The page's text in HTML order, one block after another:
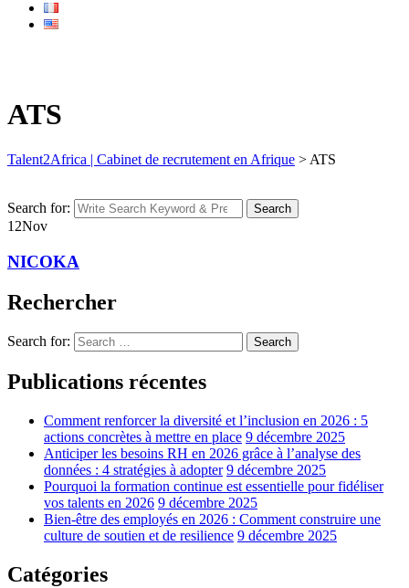
ATS
Talent2Africa | Cabinet de recrutement en Afrique > ATS
Search for: Search
12Nov
NICOKA
Rechercher
Search for: Search
Publications récentes
Comment renforcer la diversité et l’inclusion en 2026 : 5
actions concrètes à mettre en place 9 décembre 2025
Anticiper les besoins RH en 2026 grâce à l’analyse des
données : 4 stratégies à adopter 9 décembre 2025
Pourquoi la formation continue est essentielle pour fidéliser
vos talents en 2026 9 décembre 2025
Bien-être des employés en 2026 : Comment construire une
culture de soutien et de resilience 9 décembre 2025
Catégories